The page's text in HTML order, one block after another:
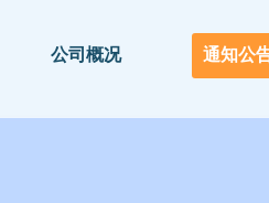
公司概况 通知公